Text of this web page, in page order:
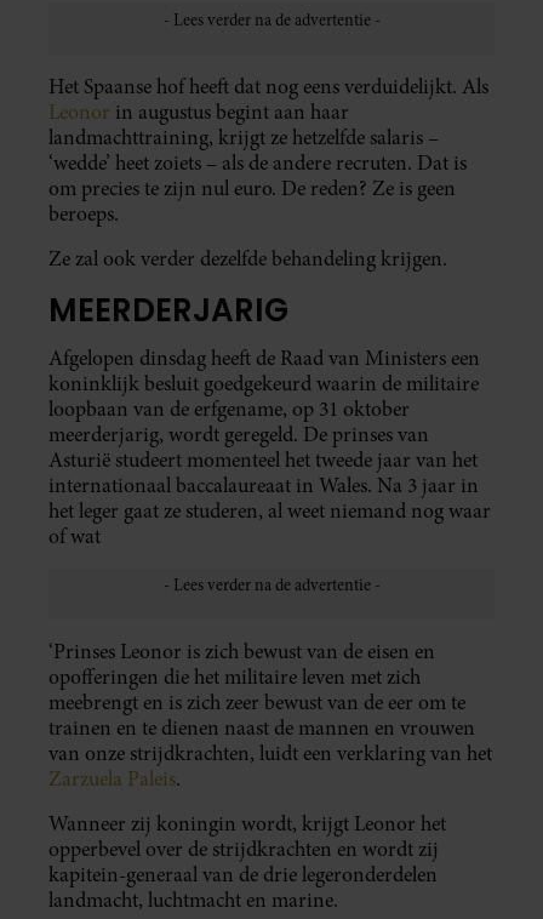
Het Spaanse hof heeft dat nog eens verduidelijkt. Als
Leonor in augustus begint aan haar
landmachttraining, krijgt ze hetzelfde salaris –
‘wedde’ heet zoiets – als de andere recruten. Dat is
om precies te zijn nul euro. De reden? Ze is geen
beroeps.
Ze zal ook verder dezelfde behandeling krijgen.
MEERDERJARIG
Afgelopen dinsdag heeft de Raad van Ministers een
koninklijk besluit goedgekeurd waarin de militaire
loopbaan van de erfgename, op 31 oktober
meerderjarig, wordt geregeld. De prinses van
Asturië studeert momenteel het tweede jaar van het
internationaal baccalaureaat in Wales. Na 3 jaar in
het leger gaat ze studeren, al weet niemand nog waar
of wat
‘Prinses Leonor is zich bewust van de eisen en
opofferingen die het militaire leven met zich
meebrengt en is zich zeer bewust van de eer om te
trainen en te dienen naast de mannen en vrouwen
van onze strijdkrachten, luidt een verklaring van het
Zarzuela Paleis.
Wanneer zij koningin wordt, krijgt Leonor het
opperbevel over de strijdkrachten en wordt zij
kapitein-generaal van de drie legeronderdelen
landmacht, luchtmacht en marine.